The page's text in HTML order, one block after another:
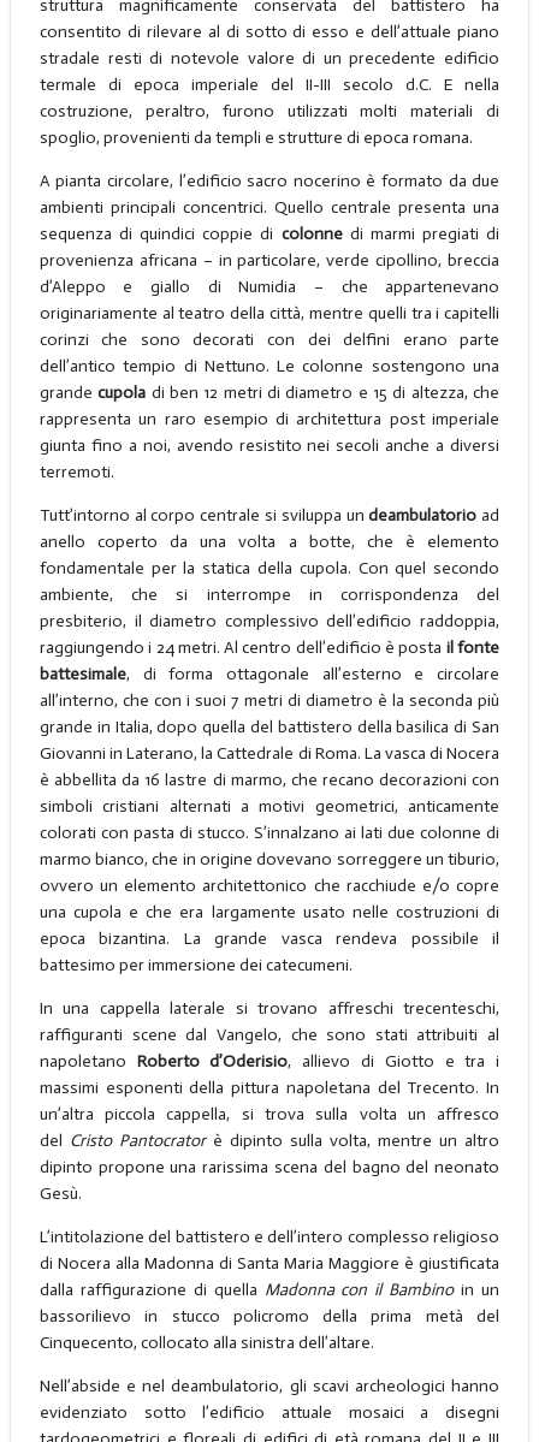
struttura magnificamente conservata del battistero ha
consentito di rilevare al di sotto di esso e dell’attuale piano
stradale resti di notevole valore di un precedente edificio
termale di epoca imperiale del II-III secolo d.C. E nella
costruzione, peraltro, furono utilizzati molti materiali di
spoglio, provenienti da templi e strutture di epoca romana.
A pianta circolare, l’edificio sacro nocerino è formato da due
ambienti principali concentrici. Quello centrale presenta una
sequenza di quindici coppie di colonnedi marmi pregiati di
provenienza africana – in particolare, verde cipollino, breccia
d’Aleppo e giallo di Numidia – che appartenevano
originariamente al teatro della città, mentre quelli tra i capitelli
corinzi che sono decorati con dei delfini erano parte
dell’antico tempio di Nettuno. Le colonne sostengono una
grandecupola di ben 12 metri di diametro e 15 di altezza, che
rappresenta un raro esempio di architettura post imperiale
giunta fino a noi, avendo resistito nei secoli anche a diversi
terremoti.
Tutt’intorno al corpo centrale si sviluppa undeambulatorio ad
anello coperto da una volta a botte, che è elemento
fondamentale per la statica della cupola. Con quel secondo
ambiente, che si interrompe in corrispondenza del
presbiterio, il diametro complessivo dell’edificio raddoppia,
raggiungendo i 24 metri. Al centro dell’edificio è posta il fonte
battesimale, di forma ottagonale all’esterno e circolare
all’interno, che con i suoi 7 metri di diametro è la seconda più
grande in Italia, dopo quella del battistero della basilica di San
Giovanni in Laterano, la Cattedrale di Roma. La vasca di Nocera
è abbellita da 16 lastre di marmo, che recano decorazioni con
simboli cristiani alternati a motivi geometrici, anticamente
colorati con pasta di stucco. S’innalzano ai lati due colonne di
marmo bianco, che in origine dovevano sorreggere un tiburio,
ovvero un elemento architettonico che racchiude e/o copre
una cupola e che era largamente usato nelle costruzioni di
epoca bizantina. La grande vasca rendeva possibile il
battesimo per immersione dei catecumeni.
In una cappella laterale si trovano affreschi trecenteschi,
raffiguranti scene dal Vangelo, che sono stati attribuiti al
napoletano Roberto d’Oderisio, allievo di Giotto e tra i
massimi esponenti della pittura napoletana del Trecento. In
un’altra piccola cappella, si trova sulla volta un affresco
del Cristo Pantocratorè dipinto sulla volta, mentre un altro
dipinto propone una rarissima scena del bagno del neonato
Gesù.
L’intitolazione del battistero e dell’intero complesso religioso
di Nocera alla Madonna di Santa Maria Maggiore è giustificata
dalla raffigurazione di quella Madonna con il Bambinoin un
bassorilievo in stucco policromo della prima metà del
Cinquecento, collocato alla sinistra dell’altare.
Nell’abside e nel deambulatorio, gli scavi archeologici hanno
evidenziato sotto l’edificio attuale mosaici a disegni